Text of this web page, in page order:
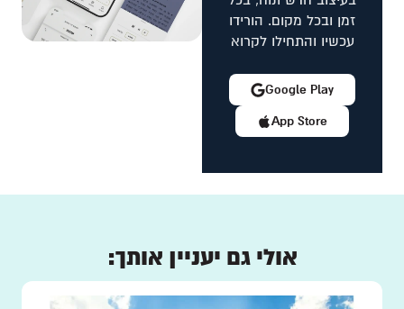
זמן ובכל מקום. הורידו
עכשיו והתחילו לקרוא
App Store
Google Play
אולי גם יעניין אותך: